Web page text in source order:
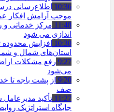
10:36 اطلاع‌رسانی
موجب آرامش افکار
11:48 مرکز خدماتی و
اندازی می شود
10:30 افزایش
استان‌های شمال و
9:27
می‌شود
9:20 از پشت باجه تا
صف
11:27 تأکید
جایگاه استراتژیک